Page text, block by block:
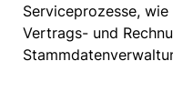
Serviceprozesse,
Vertrags- und